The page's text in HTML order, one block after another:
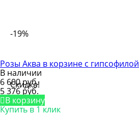
-19%
Скидка!
Розы Аква в корзине с гипсофилой
В наличии
6 600 руб.
5 376 руб.
В корзину
Купить в 1 клик